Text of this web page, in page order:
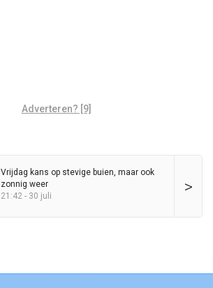
Adverteren? [9]
>
Vrijdag kans op stevige buien, maar ook
zonnig weer
21:42 - 30 juli